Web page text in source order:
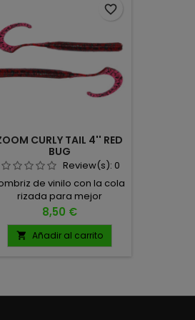
CURLY TAIL 4'' RED
BUG
Review(s): 0
de vinilo con la cola
rizada para mejor
movimiento en cualquier
técnica. Medida: 4"
Cantidad: 20 unidades
Precio
8,50 €
 Añadir al carrito
favorite_border